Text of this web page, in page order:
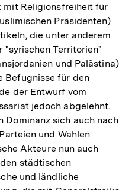
mit Religionsfreiheit für
Präsidenten)
die unter anderem
"syrischen Territorien"
und Palästina)
Befugnisse für den
der Entwurf vom
jedoch abgelehnt.
Dominanz sich auch nach
und Wahlen
Akteure nun auch
städtischen
und ländliche